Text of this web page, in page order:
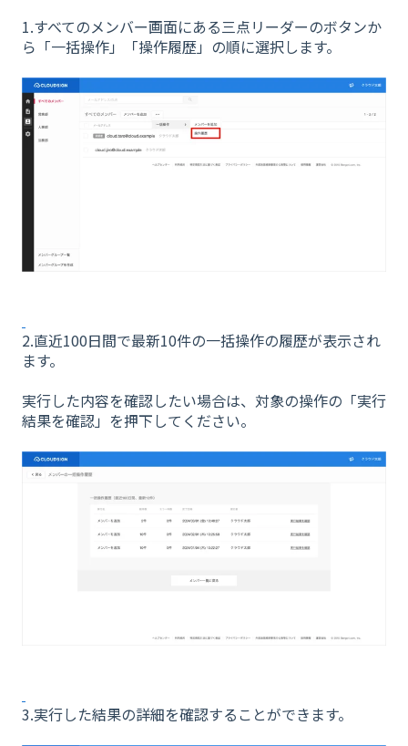
1.すべてのメンバー画面にある三点リーダーのボタンか
ら「一括操作」「操作履歴」の順に選択します。
2.直近100日間で最新10件の一括操作の履歴が表示され
ます。
実行した内容を確認したい場合は、対象の操作の「実行
結果を確認」を押下してください。
3.実行した結果の詳細を確認することができます。